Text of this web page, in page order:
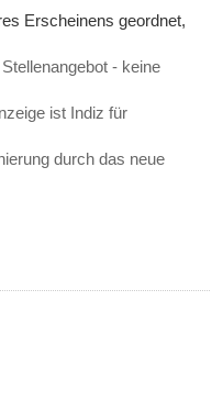
Erscheinens geordnet,
- keine
ist Indiz für
durch das neue